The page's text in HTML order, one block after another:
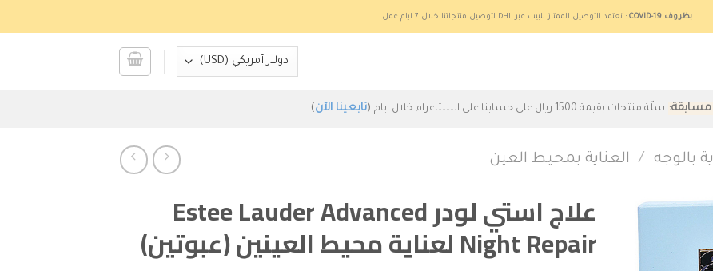
بظروف COVID-19 : نعتمد التوصيل الممتاز للبيت عبر DHL لتوصيل منتجاتنا خلال 7 ايام عمل
مسابقة: سلّة منتجات بقيمة 1500 ريال على حسابنا على انستاغرام خلال ايام (تابعينا الآن)
بالوجه / العناية بمحيط العين
علاج استي لودر Estee Lauder Advanced
Night Repair لعناية محيط العينين (عبوتين)